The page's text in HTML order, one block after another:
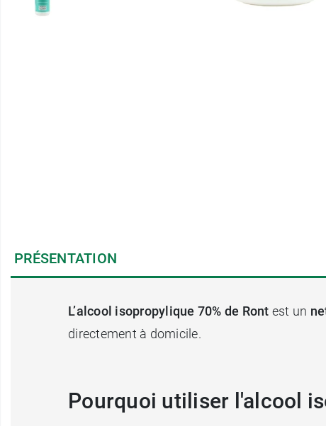
PRÉSENTATION
L’alcool isopropylique 70% de Ront est un
directement à domicile.
Pourquoi utiliser l'alcool